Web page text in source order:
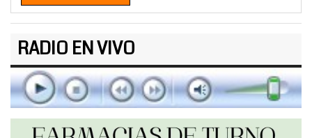
RADIO EN VIVO